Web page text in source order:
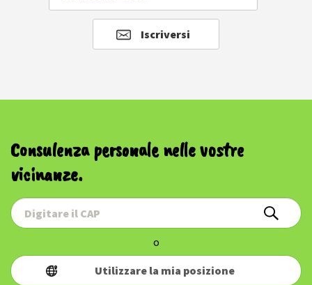
Iscriversi
Consulenza personale nelle vostre
vicinanze.
o
Utilizzare la mia posizione